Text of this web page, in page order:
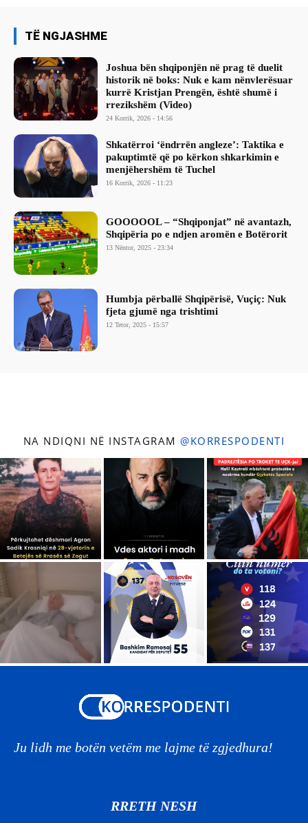
TË NGJASHME
Joshua bën shqiponjën në prag të duelit
historik në boks: Nuk e kam nënvlerësuar
kurrë Kristjan Prengën, është shumë i
rrezikshëm (Video)
24 Korrik, 2026 - 14:56
Shkatërroi ‘ëndrrën angleze’: Taktika e
pakuptimtë që po kërkon shkarkimin e
menjëhershëm të Tuchel
16 Korrik, 2026 - 11:23
GOOOOOL – “Shqiponjat” në avantazh,
Shqipëria po e ndjen aromën e Botërorit
13 Nëntor, 2025 - 23:34
Humbja përballë Shqipërisë, Vuçiç: Nuk
fjeta gjumë nga trishtimi
12 Tetor, 2025 - 15:57
NA NDIQNI NË INSTAGRAM @KORRESPODENTI
Ju lidh me botën vetëm me lajme të zgjedhura!
RRETH NESH